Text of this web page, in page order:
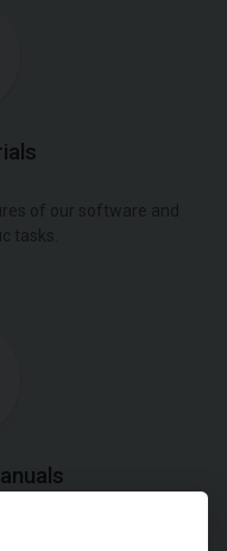
of our software and
tasks.
on how